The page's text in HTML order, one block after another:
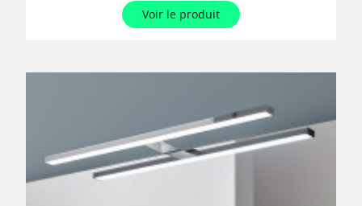
Voir le produit